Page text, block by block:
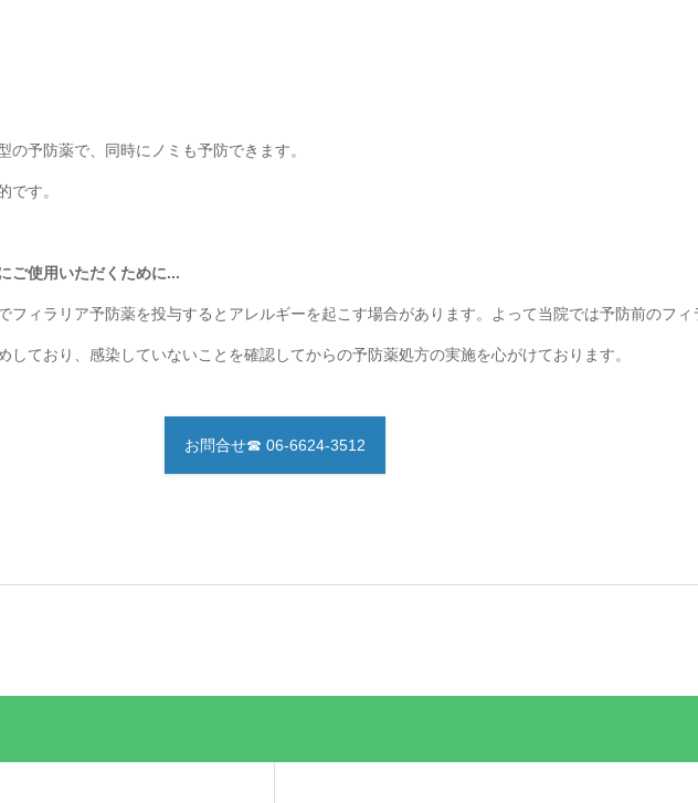
の予防薬で、同時にノミも予防できます。
です。
ご使用いただくために...
フィラリア予防薬を投与するとアレルギーを起こす場合があります。よって当院では予防前のフィ
しており、感染していないことを確認してからの予防薬処方の実施を心がけております。
お問合せ☎ 06-6624-3512